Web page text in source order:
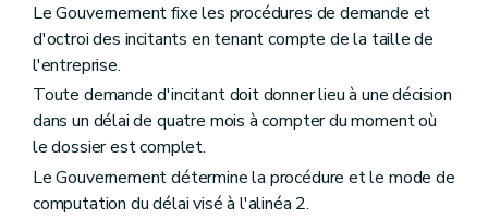
Le Gouvernement fixe les procédures de demande et
d'octroi des incitants en tenant compte de la taille de
l'entreprise.
Toute demande d'incitant doit donner lieu à une décision
dans un délai de quatre mois à compter du moment où
le dossier est complet.
Le Gouvernement détermine la procédure et le mode de
computation du délai visé à l'alinéa 2.